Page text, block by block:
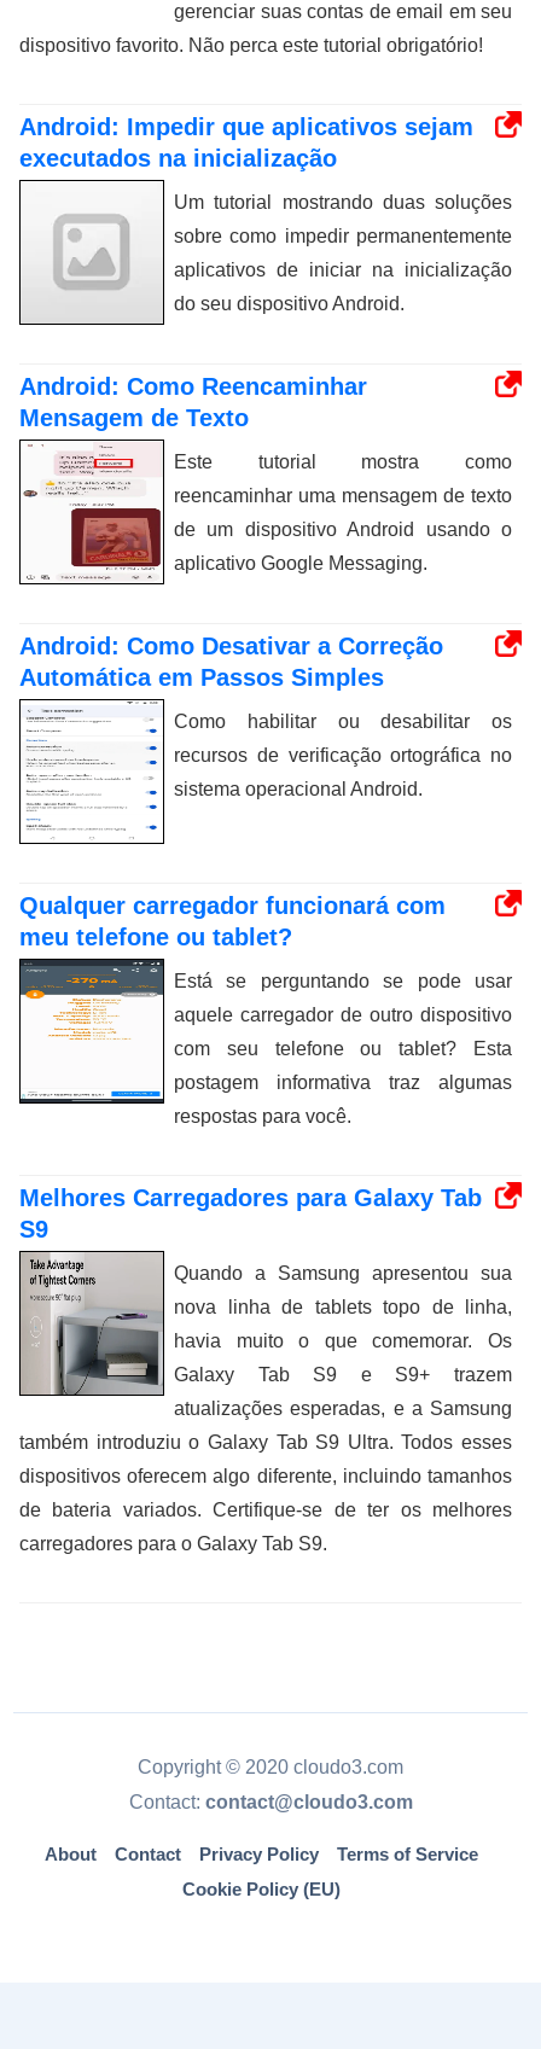
gerenciar suas contas de email em seu
dispositivo favorito. Não perca este tutorial obrigatório!
Android: Impedir que aplicativos sejam
executados na inicialização
Um tutorial mostrando duas soluções
sobre como impedir permanentemente
aplicativos de iniciar na inicialização
do seu dispositivo Android.
Android: Como Reencaminhar
Mensagem de Texto
Este tutorial mostra como
reencaminhar uma mensagem de texto
de um dispositivo Android usando o
aplicativo Google Messaging.
Android: Como Desativar a Correção
Automática em Passos Simples
Como habilitar ou desabilitar os
recursos de verificação ortográfica no
sistema operacional Android.
Qualquer carregador funcionará com
meu telefone ou tablet?
Está se perguntando se pode usar
aquele carregador de outro dispositivo
com seu telefone ou tablet? Esta
postagem informativa traz algumas
respostas para você.
Melhores Carregadores para Galaxy Tab
S9
Quando a Samsung apresentou sua
nova linha de tablets topo de linha,
havia muito o que comemorar. Os
Galaxy Tab S9 e S9+ trazem
atualizações esperadas, e a Samsung
também introduziu o Galaxy Tab S9 Ultra. Todos esses
dispositivos oferecem algo diferente, incluindo tamanhos
de bateria variados. Certifique-se de ter os melhores
carregadores para o Galaxy Tab S9.
Copyright © 2020 cloudo3.com
Contact: contact@cloudo3.com
About Contact Privacy Policy
Terms of Service
Cookie Policy (EU)